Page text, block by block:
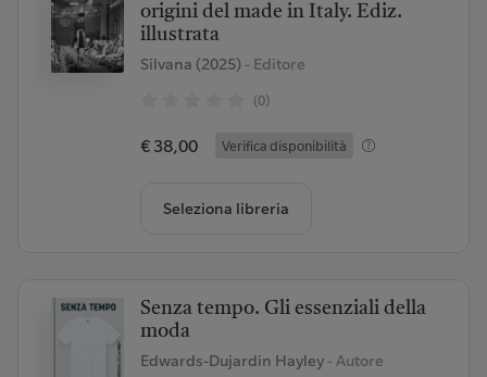
origini del made in Italy. Ediz.
illustrata
Silvana (2025)- Editore
(0)
€ 38,00 Verifica disponibilità
Seleziona libreria
Senza tempo. Gli essenziali della
moda
Edwards-Dujardin Hayley - Autore